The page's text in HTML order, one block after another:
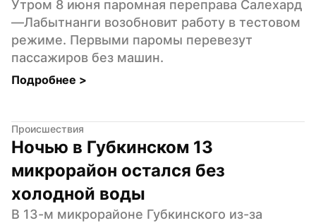
Утром 8 июня паромная переправа Салехард
—Лабытнанги возобновит работу в тестовом
режиме. Первыми паромы перевезут
пассажиров без машин.
Подробнее >
Происшествия
Ночью в Губкинском 13
микрорайон остался без
холодной воды
В 13-м микрорайоне Губкинского из-за